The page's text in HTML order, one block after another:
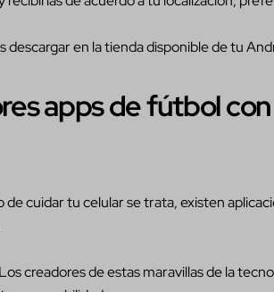
descargar en la tienda disponible de tu
apps de fútbol
cuidar tu celular se trata, existen
creadores de estas maravillas de la